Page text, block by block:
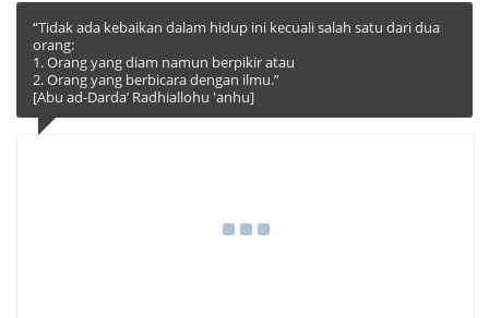
“Tidak ada kebaikan dalam hidup ini kecuali salah satu dari dua
orang:
1. Orang yang diam namun berpikir atau
2. Orang yang berbicara dengan ilmu.”
[Abu ad-Darda’ Radhiallohu 'anhu]